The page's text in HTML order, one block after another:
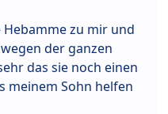
zu mir und
der ganzen
das sie noch einen
meinem Sohn helfen